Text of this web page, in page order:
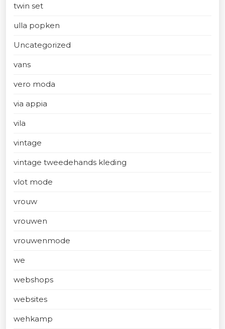
twin set
ulla popken
Uncategorized
vans
vero moda
via appia
vila
vintage
vintage tweedehands kleding
vlot mode
vrouw
vrouwen
vrouwenmode
we
webshops
websites
wehkamp